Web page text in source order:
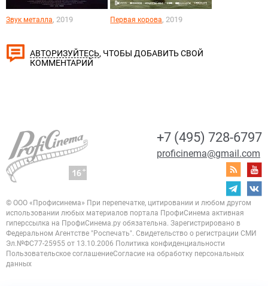
Звук металла, 2019 Первая корова, 2019
АВТОРИЗУЙТЕСЬ, ЧТОБЫ ДОБАВИТЬ СВОЙ
КОММЕНТАРИЙ
+7 (495) 728-6797
proficinema@gmail.com
© ООО «Профисинема» При перепечатке, цитировании и любом другом
использовании любых материалов портала ПрофиСинема активная
гиперссылка на ПрофиСинема.ру обязательна. Зарегистрировано в
Федеральном Агентстве "Роспечать". Свидетельство о регистрации СМИ
Эл.№ФС77-25955 от 13.10.2006 Политика конфиденциальности
Пользовательское соглашениеСогласие на обработку персональных
данных